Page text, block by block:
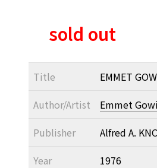
sold out
Title
EMMET
Author/Artist
Emmet
Publisher
Alfred A.
Year
1976